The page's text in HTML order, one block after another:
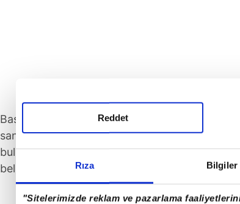
Rıza Bilgiler
"Sitelerimizde reklam ve pazarlama
Reddet
Başkan Erdoğan, Türkiye ve Belçika'nın ticari
sanayiine, enerjiden tarıma kadar birçok
bulunduğunu, ilişkileri geliştirmek için adımlar
belirtti.